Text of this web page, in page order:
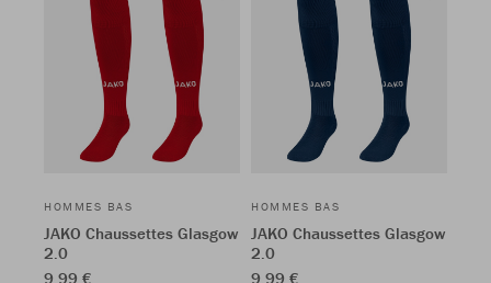
HOMMES BAS
JAKO Chaussettes Glasgow
2.0
9,99 €
HOMMES BAS
JAKO Chaussettes Glasgow
2.0
9,99 €